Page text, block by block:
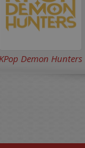
Demon Hunters